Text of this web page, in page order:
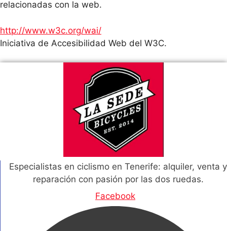
relacionadas con la web.
http://www.w3c.org/wai/
Iniciativa de Accesibilidad Web del W3C.
Especialistas en ciclismo en Tenerife: alquiler, venta y
reparación con pasión por las dos ruedas.
Facebook